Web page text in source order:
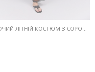
ЖІНОЧИЙ ЛІТНІЙ КОСТЮМ З СОРОЧКОЮ І ШТАНАМИ КОРИЧНЕВИЙ З ЧОРНИМ МЕРЕЖИВОМ